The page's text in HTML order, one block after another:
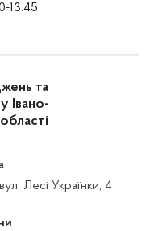
13:45
та
Івано-
Лесі Українки, 4